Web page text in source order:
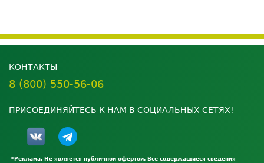
КОНТАКТЫ
8 (800) 550-56-06
ПРИСОЕДИНЯЙТЕСЬ К НАМ В СОЦИАЛЬНЫХ СЕТЯХ!
*Реклама. Не является публичной офертой. Все содержащиеся сведения